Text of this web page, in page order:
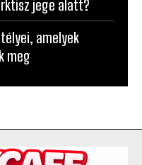
jege alatt?
amelyek
meg